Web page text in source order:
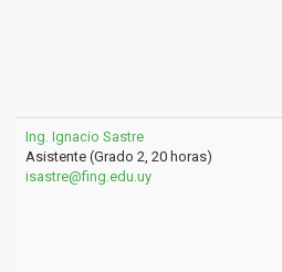
Ing. Ignacio Sastre
Asistente (Grado 2, 20 horas)
isastre@fing.edu.uy